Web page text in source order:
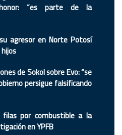
“es parte de la
agresor en Norte Potosí
de Sokol sobre Evo: “se
persigue falsificando
por combustible a la
en YPFB